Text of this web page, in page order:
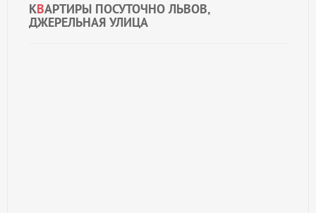
КВАРТИРЫ ПОСУТОЧНО ЛЬВОВ,
ДЖЕРЕЛЬНАЯ УЛИЦА